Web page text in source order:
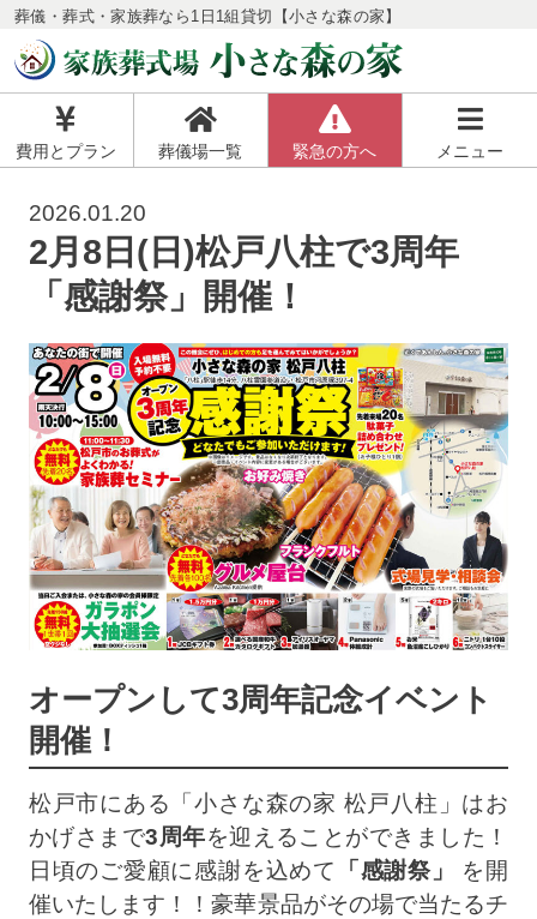
葬儀・葬式・家族葬なら1日1組貸切【小さな森の家】
費用とプラン 葬儀場一覧 緊急の方へ メニュー
2026.01.20
2月8日(日)松戸八柱で3周年
「感謝祭」開催！
オープンして3周年記念イベント
開催！
松戸市にある「小さな森の家 松戸八柱」はお
かげさまで3周年を迎えることができました！
日頃のご愛顧に感謝を込めて
「感謝祭」
を開
催いたします！！豪華景品がその場で当たるチ